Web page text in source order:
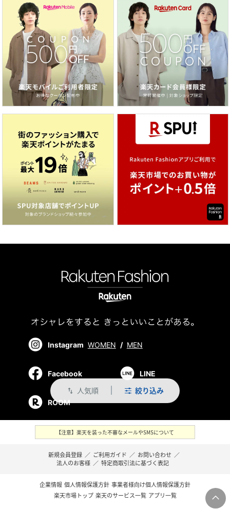
swap_vert 人気順 絞り込み
Instagram WOMEN / MEN
Facebook LINE
ROOM
【注意】楽天を装った不審なメールやSMSについて
新規会員登録 ／ ご利用ガイド ／ お問い合わせ ／
法人のお客様 ／ 特定商取引法に基づく表記
企業情報 個人情報保護方針 事業者様向け個人情報保護方針
楽天市場トップ 楽天のサービス一覧 アプリ一覧